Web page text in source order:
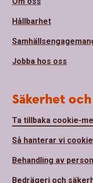
Hållbarhet
Jobba hos oss
Säkerhet
Ta tillbaka cookie-
Så hanterar vi
Behandling av
Bedrägeri och